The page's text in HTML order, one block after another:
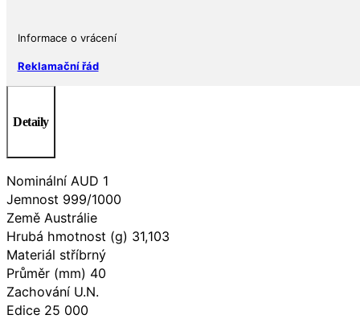
Informace o vrácení
Reklamační řád
Detaily
Nominální AUD 1
Jemnost 999/1000
Země Austrálie
Hrubá hmotnost (g) 31,103
Materiál stříbrný
Průměr (mm) 40
Zachování U.N.
Edice 25 000